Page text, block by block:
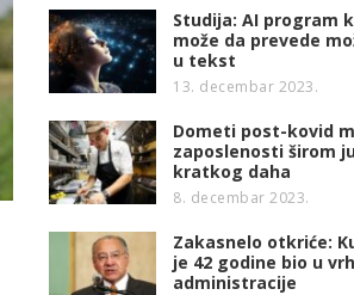
Studija: AI program
može da prevede
u tekst
13. decembar 2023.
Dometi post-kovid
zaposlenosti širom
kratkog daha
8. decembar 2023.
Zakasnelo otkriće:
je 42 godine bio u
administracije